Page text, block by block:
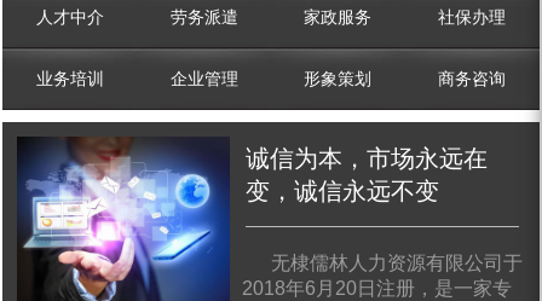
人才中介 ​劳务派遣 家政服务 社保办理
业务培训 企业管理 形象策划 商务咨询
诚信为本，市场永远在
变，诚信永远不变
无棣儒林人力资源有限公司于
2018年6月20日注册，是一家专